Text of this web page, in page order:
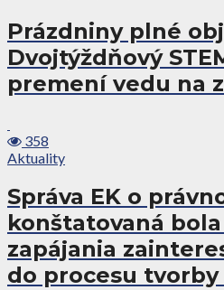
Prázdniny plné
Dvojtýždňový
premení vedu na
358
Aktuality
Správa EK o
konštatovaná
zapájania
do procesu tvorby